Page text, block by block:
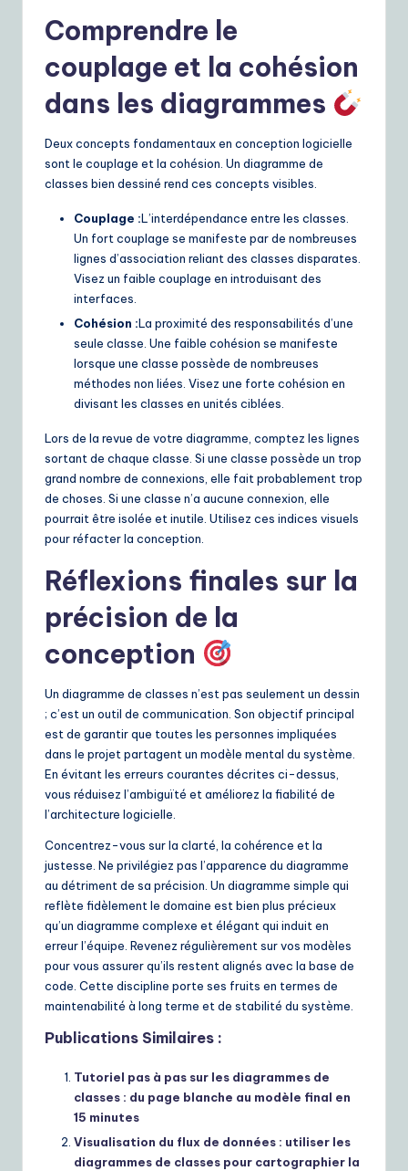
Comprendre le
couplage et la cohésion
dans les diagrammes
Deux concepts fondamentaux en conception logicielle
sont le couplage et la cohésion. Un diagramme de
classes bien dessiné rend ces concepts visibles.
Couplage :L’interdépendance entre les classes.
Un fort couplage se manifeste par de nombreuses
lignes d’association reliant des classes disparates.
Visez un faible couplage en introduisant des
interfaces.
Cohésion :La proximité des responsabilités d’une
seule classe. Une faible cohésion se manifeste
lorsque une classe possède de nombreuses
méthodes non liées. Visez une forte cohésion en
divisant les classes en unités ciblées.
Lors de la revue de votre diagramme, comptez les lignes
sortant de chaque classe. Si une classe possède un trop
grand nombre de connexions, elle fait probablement trop
de choses. Si une classe n’a aucune connexion, elle
pourrait être isolée et inutile. Utilisez ces indices visuels
pour réfacter la conception.
Réflexions finales sur la
précision de la
conception
Un diagramme de classes n’est pas seulement un dessin
; c’est un outil de communication. Son objectif principal
est de garantir que toutes les personnes impliquées
dans le projet partagent un modèle mental du système.
En évitant les erreurs courantes décrites ci-dessus,
vous réduisez l’ambiguïté et améliorez la fiabilité de
l’architecture logicielle.
Concentrez-vous sur la clarté, la cohérence et la
justesse. Ne privilégiez pas l’apparence du diagramme
au détriment de sa précision. Un diagramme simple qui
reflète fidèlement le domaine est bien plus précieux
qu’un diagramme complexe et élégant qui induit en
erreur l’équipe. Revenez régulièrement sur vos modèles
pour vous assurer qu’ils restent alignés avec la base de
code. Cette discipline porte ses fruits en termes de
maintenabilité à long terme et de stabilité du système.
Publications Similaires :
Tutoriel pas à pas sur les diagrammes de
classes : du page blanche au modèle final en
15 minutes
Visualisation du flux de données : utiliser les
diagrammes de classes pour cartographier la